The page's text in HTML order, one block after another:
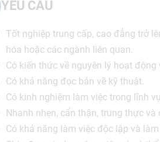
YÊU CẦU
Tốt nghiệp trung cấp, cao đẳng trở
hóa hoặc các ngành liên quan.
Có kiến thức về nguyên lý hoạt
Có khả năng đọc bản vẽ kỹ thuật.
Có kinh nghiệm làm việc trong lĩnh
Nhanh nhẹn, cẩn thận, trung thực
Có khả năng làm việc độc lập và